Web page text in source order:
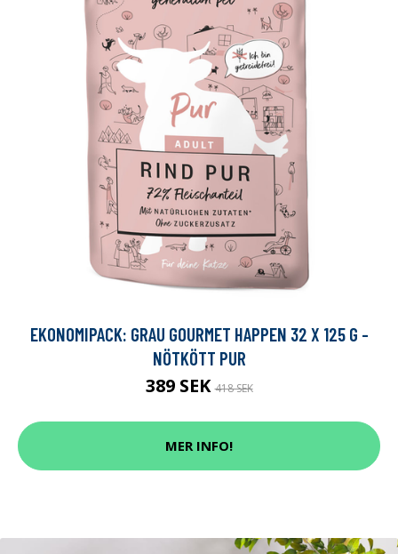
EKONOMIPACK: GRAU GOURMET HAPPEN 32 X 125 G -
NÖTKÖTT PUR
389 SEK418 SEK
MER INFO!